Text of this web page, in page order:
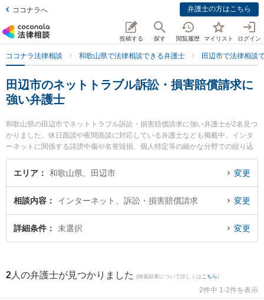
ココナラへ 弁護士の方はこちら
投稿する 探す 閲覧履歴 マイリスト ログイン
ココナラ法律相談 和歌山県で法律相談できる弁護士 田辺市で法律相談
田辺市のネットトラブル訴訟・損害賠償請求に
強い弁護士
和歌山県の田辺市でネットトラブル訴訟・損害賠償請求に強い弁護士が2名見つ
かりました。休日面談や夜間面談に対応している弁護士なども掲載中。インタ
ーネットに関係する誹謗中傷や名誉毀損、個人特定等の細かな分野での絞り込
み検索もでき便利です。特に佐藤生空法律事務所の佐藤 生空弁護士やあおい法
律事務所の岡田 政和弁護士のプロフィール情報や弁護士費用、強みなどが注目
害賠償請求のトラブル解決の実績豊富な近くの弁護士を検索したい』『初回相
談無料でネットトラブル訴訟・損害賠償請求を法律相談できる田辺市内の弁護
士に相談予約したい』などでお困りの相談者さんにおすすめです。
エリア 和歌山県、田辺市 変更
相談内容 インターネット、訴訟・損害賠償請求 変更
詳細条件 未選択 変更
2 人の弁護士が見つかりました (検索結果について詳しくは こちら)
2件中 1-2件を表示